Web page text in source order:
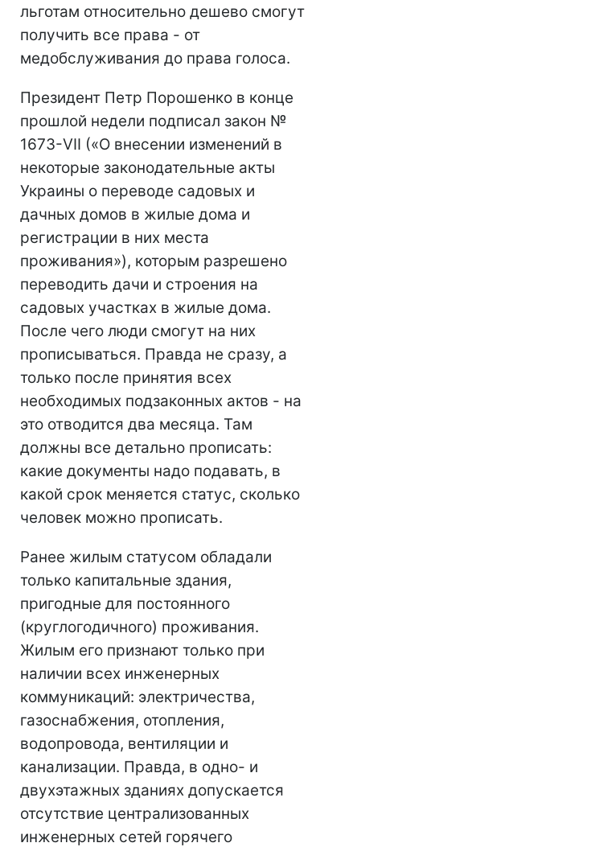
льготам относительно дешево смогут
получить все права - от
медобслуживания до права голоса.
Президент Петр Порошенко в конце
прошлой недели подписал закон №
1673-VII («О внесении изменений в
некоторые законодательные акты
Украины о переводе садовых и
дачных домов в жилые дома и
регистрации в них места
проживания»), которым разрешено
переводить дачи и строения на
садовых участках в жилые дома.
После чего люди смогут на них
прописываться. Правда не сразу, а
только после принятия всех
необходимых подзаконных актов - на
это отводится два месяца. Там
должны все детально прописать:
какие документы надо подавать, в
какой срок меняется статус, сколько
человек можно прописать.
Ранее жилым статусом обладали
только капитальные здания,
пригодные для постоянного
(круглогодичного) проживания.
Жилым его признают только при
наличии всех инженерных
коммуникаций: электричества,
газоснабжения, отопления,
водопровода, вентиляции и
канализации. Правда, в одно- и
двухэтажных зданиях допускается
отсутствие централизованных
инженерных сетей горячего